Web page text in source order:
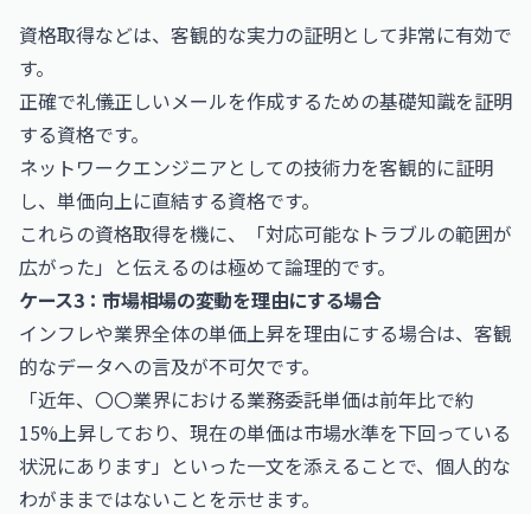
資格取得などは、客観的な実力の証明として非常に有効で
す。
正確で礼儀正しいメールを作成するための基礎知識を証明
する資格です。
ネットワークエンジニアとしての技術力を客観的に証明
し、単価向上に直結する資格です。
これらの資格取得を機に、「対応可能なトラブルの範囲が
広がった」と伝えるのは極めて論理的です。
ケース3：市場相場の変動を理由にする場合
インフレや業界全体の単価上昇を理由にする場合は、客観
的なデータへの言及が不可欠です。
「近年、〇〇業界における業務委託単価は前年比で約
15%上昇しており、現在の単価は市場水準を下回っている
状況にあります」といった一文を添えることで、個人的な
わがままではないことを示せます。